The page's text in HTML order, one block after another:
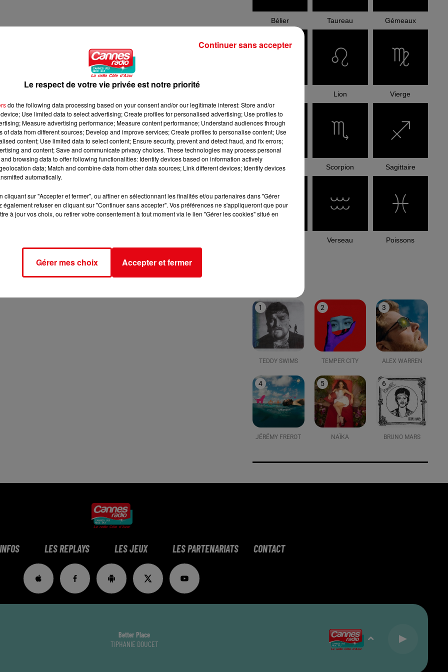
A 8H00
Bélier Taureau Gémeaux
Lion Vierge
Balance Scorpion Sagittaire
Verseau Poissons
1
TEDDY SWIMS
2
TEMPER CITY
3
ALEX WARREN
4
JÉRÉMY FREROT
5
NAÏKA
6
BRUNO MARS
LES REPLAYS LES JEUX LES PARTENARIATS CONTACT
Better Place
TIPHANIE DOUCET
Le respect de votre vie privée est notre priorité
do the following data processing based on your consent and/or our legitimate interest: Store and/or
Use limited data to select advertising; Create profiles for personalised advertising; Use profiles to
Measure advertising performance; Measure content performance; Understand audiences through
of data from different sources; Develop and improve services; Create profiles to personalise content; Use
content; Use limited data to select content; Ensure security, prevent and detect fraud, and fix errors;
and content; Save and communicate privacy choices. These technologies may process personal
browsing data to offer following functionalities: Identify devices based on information actively
data; Match and combine data from other data sources; Link different devices; Identify devices
automatically.
cliquant sur "Accepter et fermer", ou affiner en sélectionnant les finalités et/ou partenaires dans "Gérer
également refuser en cliquant sur "Continuer sans accepter". Vos préférences ne s'appliqueront que pour
à jour vos choix, ou retirer votre consentement à tout moment via le lien "Gérer les cookies" situé en
Gérer mes choix Accepter et fermer
Continuer sans accepter